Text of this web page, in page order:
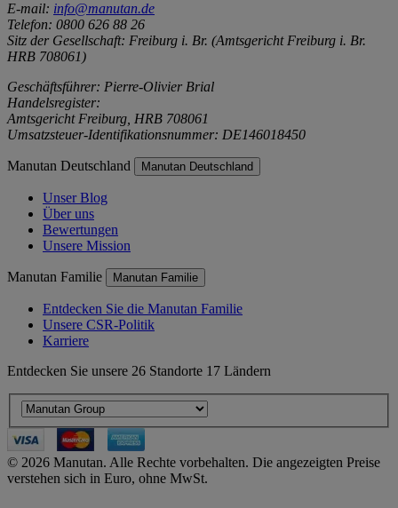
E-mail: info@manutan.de
Telefon: 0800 626 88 26
Sitz der Gesellschaft: Freiburg i. Br. (Amtsgericht Freiburg i. Br.
HRB 708061)
Geschäftsführer: Pierre-Olivier Brial
Handelsregister:
Amtsgericht Freiburg, HRB 708061
Umsatzsteuer-Identifikationsnummer: DE146018450
Manutan Deutschland Manutan Deutschland
Unser Blog
Über uns
Bewertungen
Unsere Mission
Manutan Familie Manutan Familie
Entdecken Sie die Manutan Familie
Unsere CSR-Politik
Karriere
Entdecken Sie unsere 26 Standorte 17 Ländern
© 2026 Manutan. Alle Rechte vorbehalten. Die angezeigten Preise
verstehen sich in Euro, ohne MwSt.